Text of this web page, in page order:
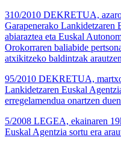
310/2010 DEKRETUA,
Garapenerako Lankidetzaren
abiaraztea eta Euskal
Orokorraren baliabide
atxikitzeko baldintzak
95/2010 DEKRETUA,
Lankidetzaren Euskal
erregelamendua onartzen
5/2008 LEGEA, ekainaren
Euskal Agentzia sortu era